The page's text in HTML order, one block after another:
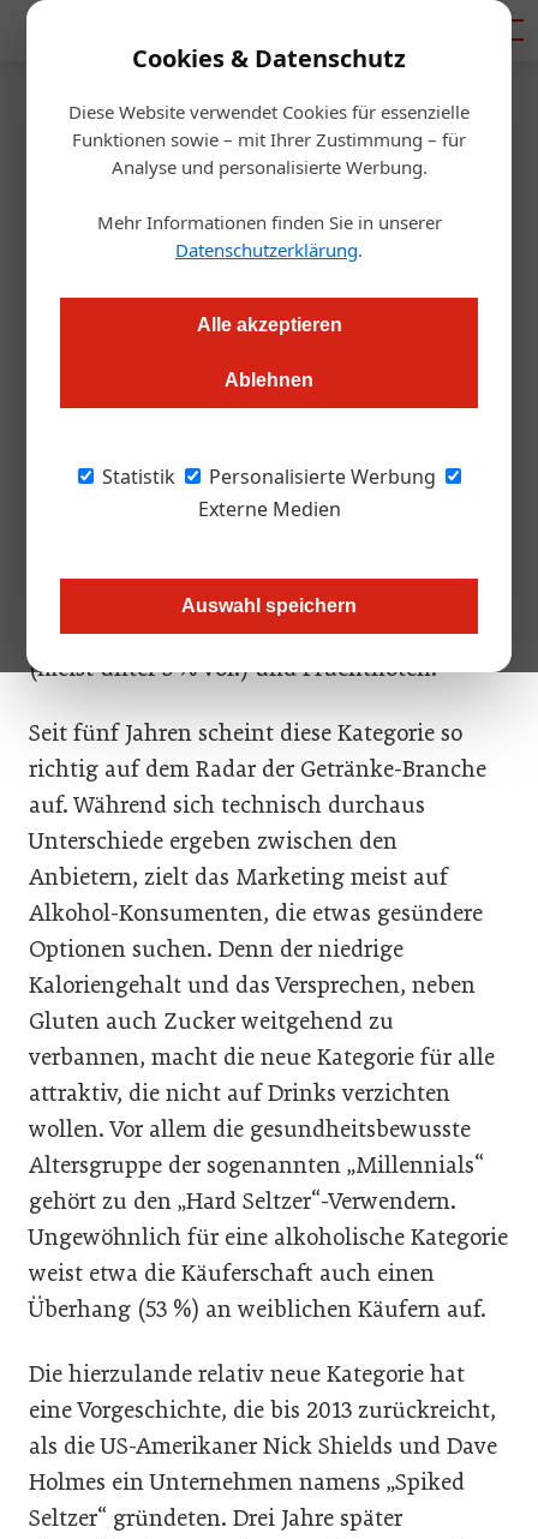
Cookies & Datenschutz
Diese Website verwendet Cookies für essenzielle
Funktionen sowie – mit Ihrer Zustimmung – für
Analyse und personalisierte Werbung.
Mehr Informationen finden Sie in unserer
Datenschutzerklärung.
Alle akzeptieren
Ablehnen
Statistik
Personalisierte Werbung
Externe Medien
Auswahl speichern
Startseite/Getränke
Soda trifft auf Alkohol
Roland Graf 09.11.2021, 09:28 Uhr
Die Trend-Kategorie des Herbstes heißt „Hard Seltzer“. Doch
Stoff, aus dem Marketing-Träume sind. Diesen
Wert erzielte „Hard Seltzer“ 2019 in den USA,
stammt. Er meint Sodawasser, allgemeiner:
karbonisierte Getränke, mit etwas Alkohol
(meist unter 5 % vol.) und Fruchtnoten.
Seit fünf Jahren scheint diese Kategorie so
richtig auf dem Radar der Getränke-Branche
auf. Während sich technisch durchaus
Unterschiede ergeben zwischen den
Anbietern, zielt das Marketing meist auf
Alkohol-Konsumenten, die etwas gesündere
Optionen suchen. Denn der niedrige
Kaloriengehalt und das Versprechen, neben
Gluten auch Zucker weitgehend zu
verbannen, macht die neue Kategorie für alle
attraktiv, die nicht auf Drinks verzichten
wollen. Vor allem die gesundheitsbewusste
Altersgruppe der sogenannten „Millennials“
gehört zu den „Hard Seltzer“-Verwendern.
Ungewöhnlich für eine alkoholische Kategorie
weist etwa die Käuferschaft auch einen
Überhang (53 %) an weiblichen Käufern auf.
Die hierzulande relativ neue Kategorie hat
eine Vorgeschichte, die bis 2013 zurückreicht,
als die US-Amerikaner Nick Shields und Dave
Holmes ein Unternehmen namens „Spiked
Seltzer“ gründeten. Drei Jahre später